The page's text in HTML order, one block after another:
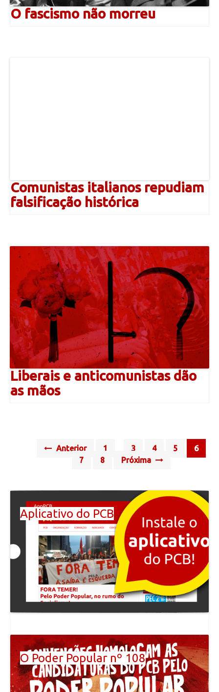
O fascismo não morreu
Comunistas italianos repudiam
falsificação histórica
Liberais e anticomunistas dão
as mãos
Anterior 1 3 4 5
6
7
8 Próxima
Aplicativo do PCB
O Poder Popular nº 108